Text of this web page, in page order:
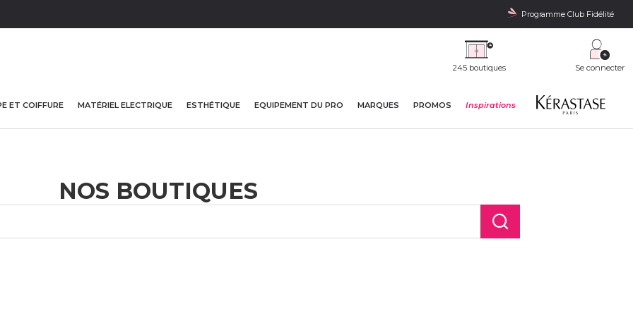
Programme Club Fidélité
245 boutiques Se connecter
ET COIFFURE MATÉRIEL ELECTRIQUE ESTHÉTIQUE EQUIPEMENT DU PRO MARQUES PROMOS Inspirations
NOS BOUTIQUES